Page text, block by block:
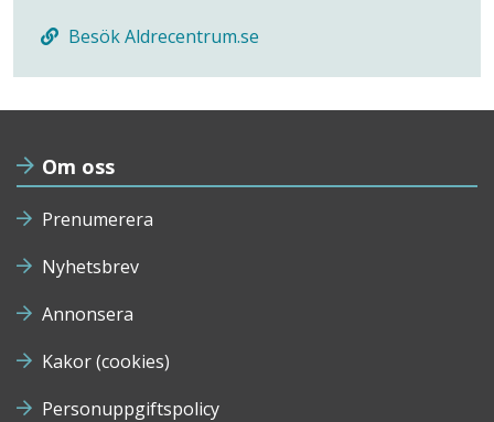
Besök Aldrecentrum.se
Om oss
Prenumerera
Nyhetsbrev
Annonsera
Kakor (cookies)
Personuppgiftspolicy